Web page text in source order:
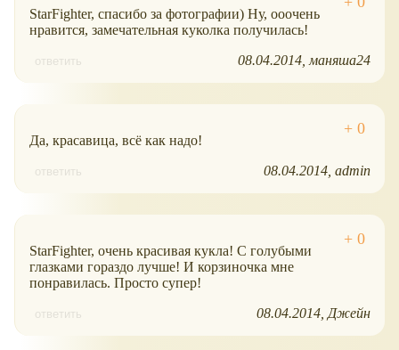
StarFighter, спасибо за фотографии) Ну, ооочень
нравится, замечательная куколка получилась!
ответить 08.04.2014 маняша24
Да, красавица, всё как надо!
ответить 08.04.2014 admin
StarFighter, очень красивая кукла! С голубыми
глазками гораздо лучше! И корзиночка мне
понравилась. Просто супер!
ответить 08.04.2014 Джейн